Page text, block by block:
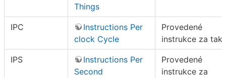
Things
IPC
Instructions Per
clock Cycle
Provedené
instrukce za takt
IPS
Instructions Per
Second
Provedené
instrukce za